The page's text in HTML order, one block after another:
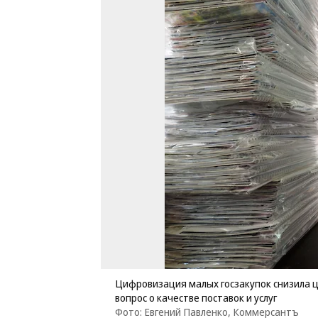
Цифровизация малых госзакупок
вопрос о качестве поставок и услуг
Фото: Евгений Павленко, Коммерсантъ